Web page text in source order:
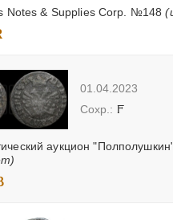
Notes & Supplies Corp. №148
01.04.2023
аукцион
F